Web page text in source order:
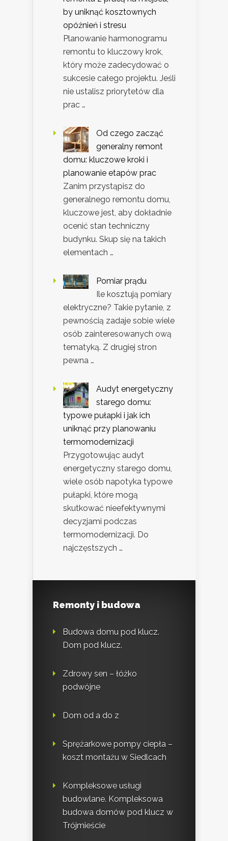
by uniknąć kosztownych
opóźnień i stresu
Planowanie harmonogramu
remontu to kluczowy krok,
który może zadecydować o
sukcesie całego projektu. Jeśli
nie ustalisz priorytetów dla
prac …
Od czego zacząć
generalny remont
domu: kluczowe kroki i
planowanie etapów prac
Zanim przystąpisz do
generalnego remontu domu,
kluczowe jest, aby dokładnie
ocenić stan techniczny
budynku. Skup się na takich
elementach …
Pomiar prądu
Ile kosztują pomiary
elektryczne? Takie pytanie, z
pewnością zadaje sobie wiele
osób zainteresowanych ową
tematyką. Z drugiej stron
pewna …
Audyt energetyczny
starego domu:
typowe pułapki i jak ich
uniknąć przy planowaniu
termomodernizacji
Przygotowując audyt
energetyczny starego domu,
wiele osób napotyka typowe
pułapki, które mogą
skutkować nieefektywnymi
decyzjami podczas
termomodernizacji. Do
najczęstszych …
Remonty i budowa
Budowa domu pod klucz.
Dom pod klucz.
Zdrowy sen – łóżko
podwójne
Dom od a do z
Sprężarkowe pompy ciepła –
koszt montażu w Siedlcach
Kompleksowe usługi
budowlane. Kompleksowa
budowa domów pod klucz w
Trójmieście